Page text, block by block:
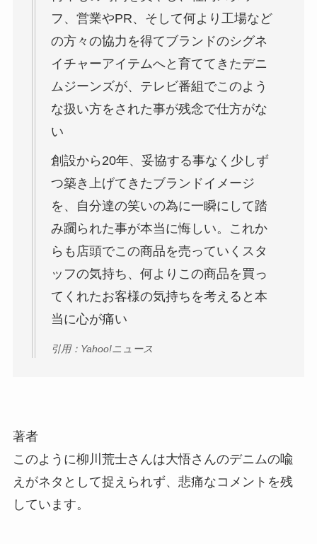
フ、営業やPR、そして何より工場など
の方々の協力を得てブランドのシグネ
イチャーアイテムへと育ててきたデニ
ムジーンズが、テレビ番組でこのよう
な扱い方をされた事が残念で仕方がな
い
創設から20年、妥協する事なく少しず
つ築き上げてきたブランドイメージ
を、自分達の笑いの為に一瞬にして踏
み躙られた事が本当に悔しい。これか
らも店頭でこの商品を売っていくスタ
ッフの気持ち、何よりこの商品を買っ
てくれたお客様の気持ちを考えると本
当に心が痛い
引用：Yahoo!ニュース
著者
このように柳川荒士さんは大悟さんのデニムの喩
えがネタとして捉えられず、悲痛なコメントを残
しています。